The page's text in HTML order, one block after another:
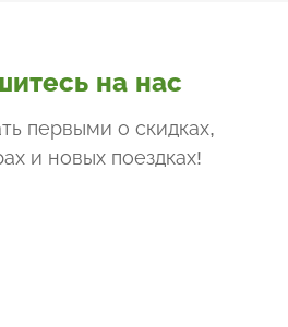
на нас
первыми о скидках,
и новых поездках!